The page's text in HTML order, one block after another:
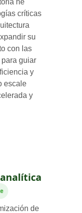
he
críticas
su
con las
guiar
y
escale
y
de